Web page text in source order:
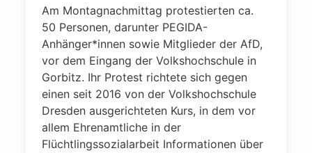
Am Montagnachmittag protestierten ca.
50 Personen, darunter PEGIDA-
Anhänger*innen sowie Mitglieder der AfD,
vor dem Eingang der Volkshochschule in
Gorbitz. Ihr Protest richtete sich gegen
einen seit 2016 von der Volkshochschule
Dresden ausgerichteten Kurs, in dem vor
allem Ehrenamtliche in der
Flüchtlingssozialarbeit Informationen über